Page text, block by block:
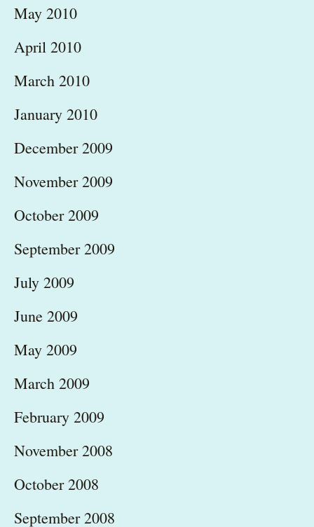
May 2010
April 2010
March 2010
January 2010
December 2009
November 2009
October 2009
September 2009
July 2009
June 2009
May 2009
March 2009
February 2009
November 2008
October 2008
September 2008